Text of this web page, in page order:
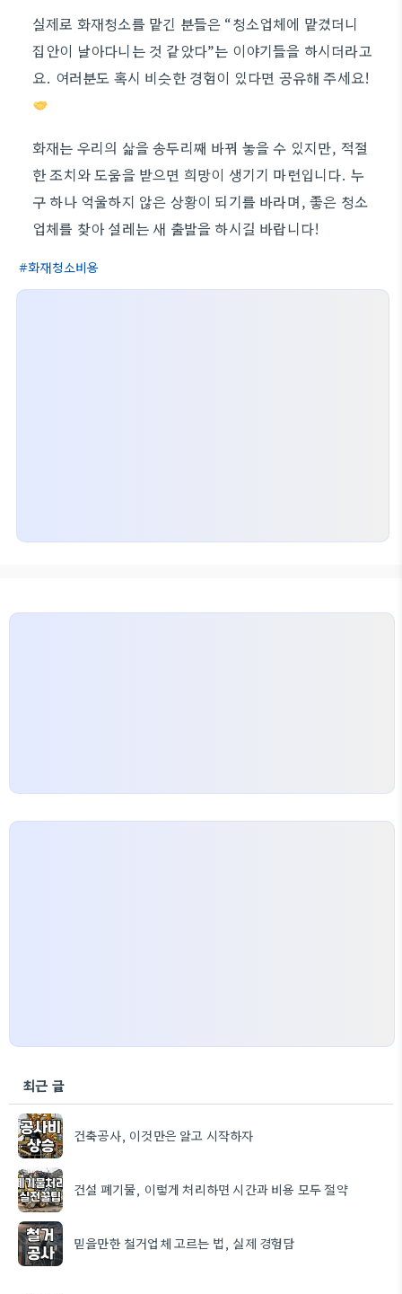
실제로 화재청소를 맡긴 분들은 “청소업체에 맡겼더니
집안이 날아다니는 것 같았다”는 이야기들을 하시더라고
요. 여러분도 혹시 비슷한 경험이 있다면 공유해 주세요!
화재는 우리의 삶을 송두리째 바꿔 놓을 수 있지만, 적절
한 조치와 도움을 받으면 희망이 생기기 마련입니다. 누
구 하나 억울하지 않은 상황이 되기를 바라며, 좋은 청소
업체를 찾아 설레는 새 출발을 하시길 바랍니다!
화재청소비용
최근 글
건축공사, 이것만은 알고 시작하자
건설 폐기물, 이렇게 처리하면 시간과 비용 모두 절약
믿을만한 철거업체 고르는 법, 실제 경험담